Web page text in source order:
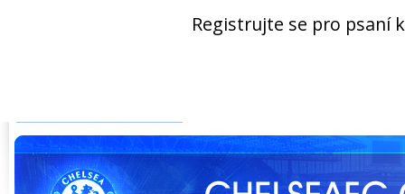
Registrujte se pro psaní